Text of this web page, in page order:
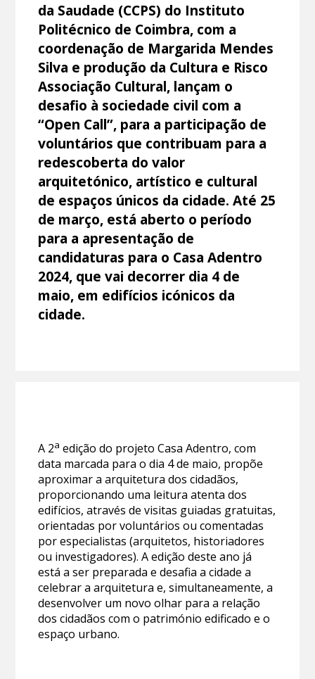
da Saudade (CCPS) do Instituto
Politécnico de Coimbra, com a
coordenação de Margarida Mendes
Silva e produção da Cultura e Risco
Associação Cultural, lançam o
desafio à sociedade civil com a
“Open Call”, para a participação de
voluntários que contribuam para a
redescoberta do valor
arquitetónico, artístico e cultural
de espaços únicos da cidade. Até 25
de março, está aberto o período
para a apresentação de
candidaturas para o Casa Adentro
2024, que vai decorrer dia 4 de
maio, em edifícios icónicos da
cidade.
A 2a edição do projeto Casa Adentro, com
data marcada para o dia 4 de maio, propõe
aproximar a arquitetura dos cidadãos,
proporcionando uma leitura atenta dos
edifícios, através de visitas guiadas gratuitas,
orientadas por voluntários ou comentadas
por especialistas (arquitetos, historiadores
ou investigadores). A edição deste ano já
está a ser preparada e desafia a cidade a
celebrar a arquitetura e, simultaneamente, a
desenvolver um novo olhar para a relação
dos cidadãos com o património edificado e o
espaço urbano.